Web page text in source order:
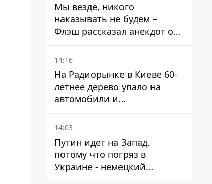
Мы везде, никого
наказывать не будем –
Флэш рассказал анекдот о
незаменимой работе
связистов на фронте
14:16
На Радиорынке в Киеве 60-
летнее дерево упало на
автомобили и
травмировало человека -
подробности
14:03
Путин идет на Запад,
потому что погряз в
Украине - немецкий